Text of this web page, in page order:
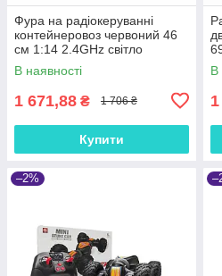
Фура на радіокеруванні
контейнеровоз червоний 46
см 1:14 2.4GHz світло
акумулятор 99-60C
В наявності
1 671,88 ₴ 1 706 ₴
Купити
В
–2%